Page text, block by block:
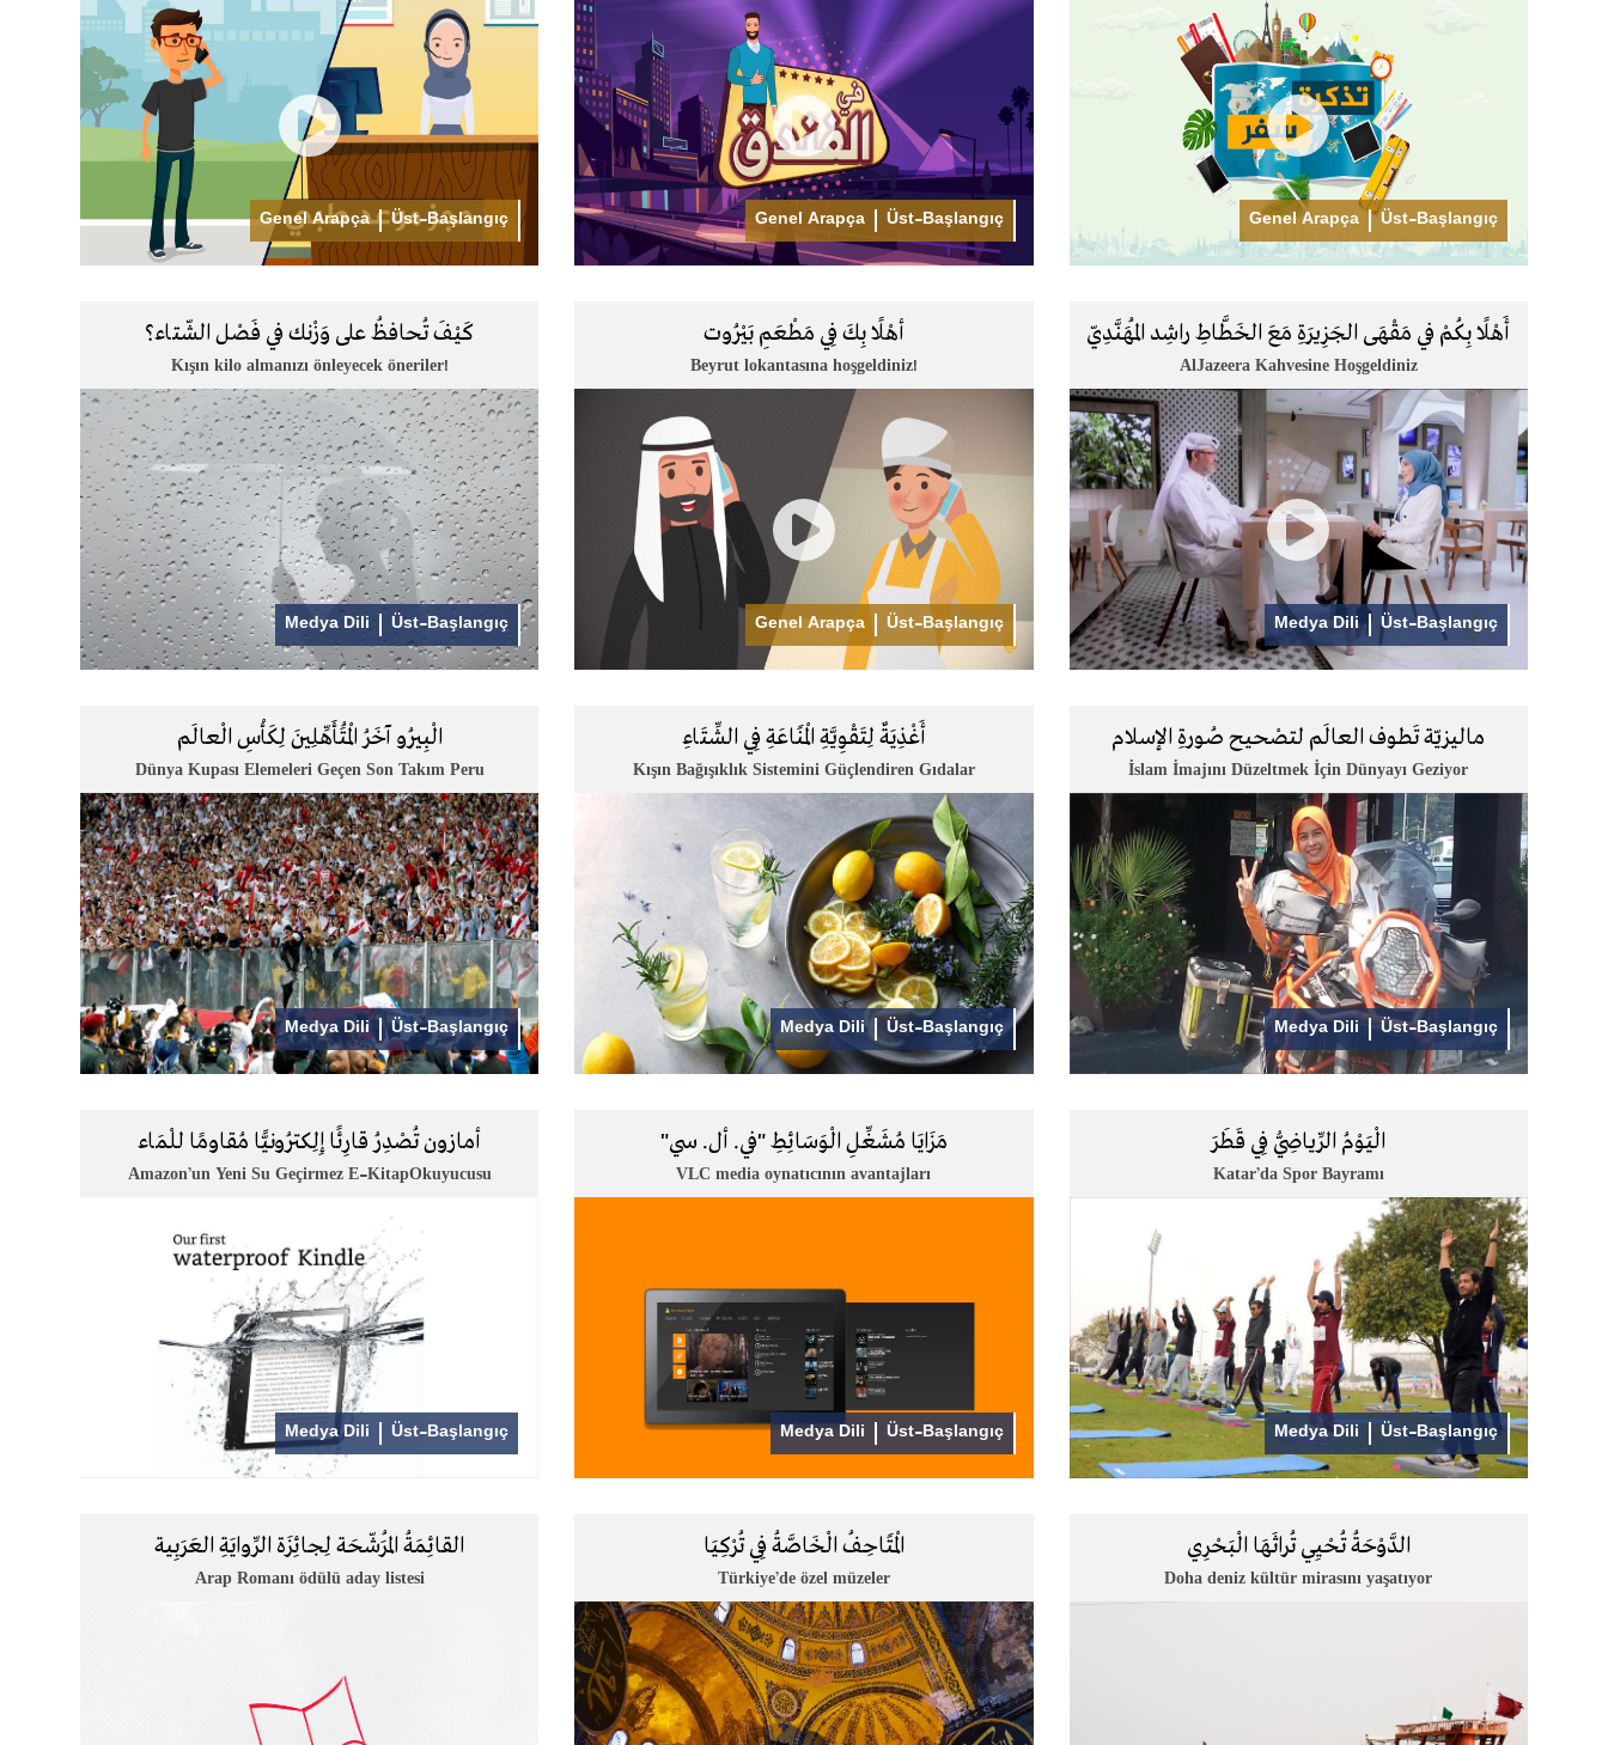
Genel Arapça Üst-Başlangıç Genel Arapça Üst-Başlangıç Genel Arapça Üst-Başlangıç
كَيْفَ تُحافظُ على وَزْنك في فَصْل الشّتاء؟
Kışın kilo almanızı önleyecek öneriler!
Medya Dili Üst-Başlangıç
أهْلًا بِكَ فِي مَطْعَمِ بَيْرُوت
Beyrut lokantasına hoşgeldiniz!
Genel Arapça Üst-Başlangıç
أَهْلًا بِكُمْ في مَقْهَى الجَزِيرَةِ مَعَ الخَطَّاطِ راشِد المُهَنَّدِيّ
AlJazeera Kahvesine Hoşgeldiniz
Medya Dili Üst-Başlangıç
الْبِيرُو آخَرُ الْمُتَأَهِّلِينَ لِكَأْسِ الْعالَم
Dünya Kupası Elemeleri Geçen Son Takım Peru
Medya Dili Üst-Başlangıç
أَغْذِيَةٌ لِتَقْوِيَّةِ الْمَنَاعَةِ فِي الشِّتَاءِ
Kışın Bağışıklık Sistemini Güçlendiren Gıdalar
Medya Dili Üst-Başlangıç
ماليزيّة تَطوف العالَم لتصْحيح صُورةِ الإسلام
İslam İmajını Düzeltmek İçin Dünyayı Geziyor
Medya Dili Üst-Başlangıç
أمازون تُصْدِرُ قارِئًا إِلِكترُونيًّا مُقاومًا للْمَاء
Amazon’un Yeni Su Geçirmez E-KitapOkuyucusu
Medya Dili Üst-Başlangıç
مَزَايَا مُشَغِّلِ الْوَسَائِطِ "في. أل. سي"
VLC media oynatıcının avantajları
Medya Dili Üst-Başlangıç
الْيَوْمُ الرِّياضِيُّ فِي قَطَرَ
Katar’da Spor Bayramı
Medya Dili Üst-Başlangıç
القائِمَةُ المُرَشّحَة لِجائِزَة الرِّوايَةِ العَرَبِية
Arap Romanı ödülü aday listesi
الْمَتَاحِفُ الْخَاصَّةُ فِي تُرْكِيَا
Türkiye’de özel müzeler
الدَّوْحَةُ تُحْيِي تُراثَهَا الْبَحْرِي
Doha deniz kültür mirasını yaşatıyor